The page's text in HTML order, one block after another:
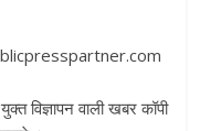
विज्ञापन वाली खबर कॉपी